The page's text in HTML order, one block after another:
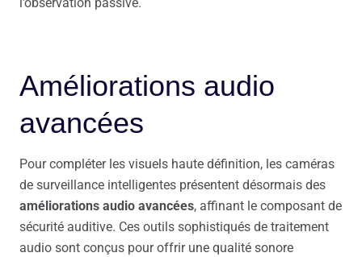
Améliorations audio
avancées
Pour compléter les visuels haute définition, les caméras
de surveillance intelligentes présentent désormais des
améliorations audio avancées, affinant le composant de
sécurité auditive. Ces outils sophistiqués de traitement
audio sont conçus pour offrir une qualité sonore